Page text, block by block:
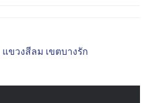
แขวงสีลม เขตบางรัก